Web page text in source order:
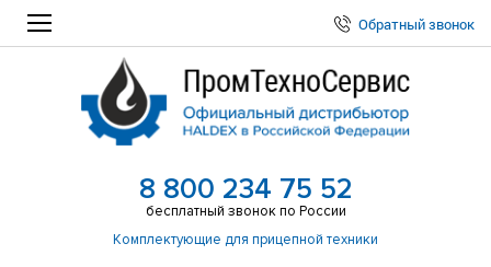
Обратный звонок
8 800 234 75 52
бесплатный звонок по России
Комплектующие для прицепной техники